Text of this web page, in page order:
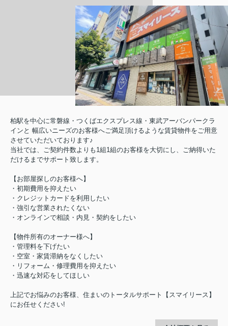
柏駅を中心に常磐線・つくばエクスプレス線・東武アーバンパークラ
インと 幅広いニーズのお客様へご満足頂けるような賃貸物件をご用意
させていただいております♪
当社では、ご契約件数よりも1組1組のお客様を大切にし、ご納得いた
だけるまでサポート致します。
【お部屋探しのお客様へ】
・初期費用を抑えたい
・クレジットカードを利用したい
・強引な営業されたくない
・オンラインで相談・内見・契約をしたい
【物件所有のオーナー様へ】
・管理料を下げたい
・空室・家賃滞納をなくしたい
・リフォーム・修理費用を抑えたい
・迅速な対応をしてほしい
上記でお悩みのお客様、住まいのトータルサポート【スマイリース】
にお任せください!